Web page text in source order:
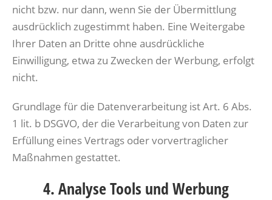
nicht bzw. nur dann, wenn Sie der Übermittlung
ausdrücklich zugestimmt haben. Eine Weitergabe
Ihrer Daten an Dritte ohne ausdrückliche
Einwilligung, etwa zu Zwecken der Werbung, erfolgt
nicht.
Grundlage für die Datenverarbeitung ist Art. 6 Abs.
1 lit. b DSGVO, der die Verarbeitung von Daten zur
Erfüllung eines Vertrags oder vorvertraglicher
Maßnahmen gestattet.
4. Analyse Tools und Werbung